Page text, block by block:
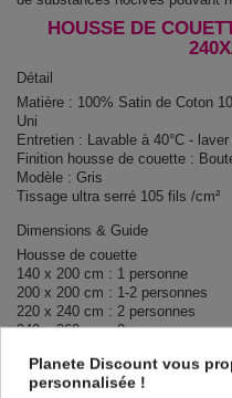
HOUSSE DE
Détail
Matière : 100% Satin de Coton
Uni
Entretien : Lavable à 40°C -
Finition housse de couette :
Modèle : Gris
Tissage ultra serré 105 fils /cm²
Dimensions & Guide
Housse de couette
140 x 200 cm : 1 personne
200 x 200 cm : 1-2 personnes
220 x 240 cm : 2 personnes
240 x 260 cm : 2 personnes
Contenu
1 housse de couette 260x240 cm
Planete Discount vous
personnalisée !